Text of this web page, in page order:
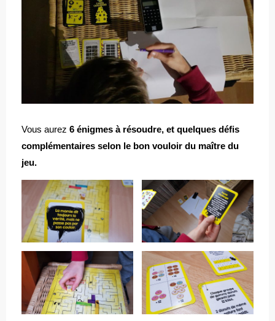
Vous aurez 6 énigmes à résoudre, et quelques défis
complémentaires selon le bon vouloir du maître du
jeu.